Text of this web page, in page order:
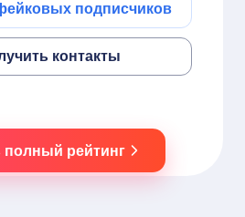
подписчиков
контакты
полный рейтинг